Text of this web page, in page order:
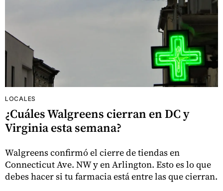
LOCALES
¿Cuáles Walgreens cierran en DC y
Virginia esta semana?
Walgreens confirmó el cierre de tiendas en
Connecticut Ave. NW y en Arlington. Esto es lo que
debes hacer si tu farmacia está entre las que cierran.